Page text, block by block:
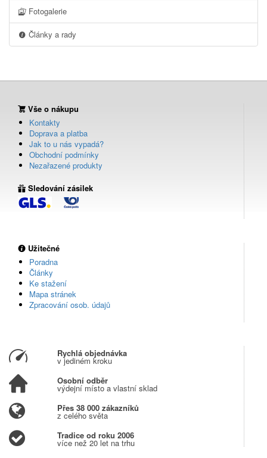
Fotogalerie
Články a rady
Vše o nákupu
Kontakty
Doprava a platba
Jak to u nás vypadá?
Obchodní podmínky
Nezařazené produkty
Sledování zásilek
Užitečné
Poradna
Články
Ke stažení
Mapa stránek
Zpracování osob. údajů
Rychlá objednávka
v jediném kroku
Osobní odběr
výdejní místo a vlastní sklad
Přes 38 000 zákazníků
z celého světa
Tradice od roku 2006
více než 20 let na trhu